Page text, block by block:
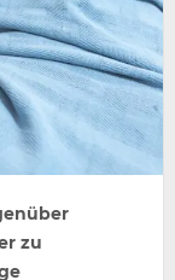
zu